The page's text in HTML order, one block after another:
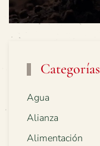
Categorías
Agua
Alianza
Alimentación